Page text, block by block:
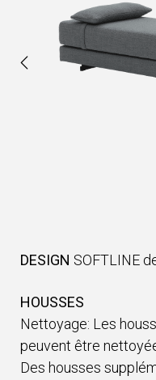
DESIGN SOFTLINE
HOUSSES
Nettoyage: Les
peuvent être
Des housses